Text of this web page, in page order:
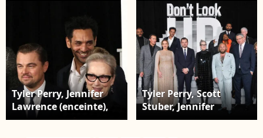
Tyler Perry, Jennifer
Lawrence (enceinte),
Leonardo DiCaprio,
Tyler Perry, Scott
Stuber, Jennifer
Lawrence, Tomer